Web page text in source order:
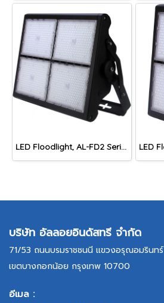
LED Floodlight, AL-FD2 Series TH-4
บริษัท อัลลอยอินดัสทรี จำกัด
71/53 ถนนบรมราชชนนี แขวงอรุณอมรินทร์
เขตบางกอกน้อย กรุงเทพ 10700
อีเมล :